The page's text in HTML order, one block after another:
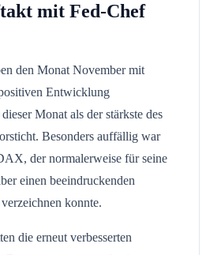
mit Fed-Chef
den Monat November mit
Entwicklung
Monat als der stärkste des
Besonders auffällig war
der normalerweise für seine
einen beeindruckenden
konnte.
die erneut verbesserten